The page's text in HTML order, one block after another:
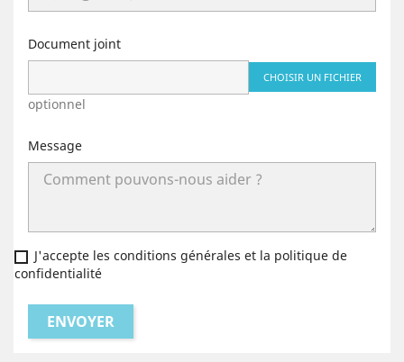
Document joint
CHOISIR UN FICHIER
optionnel
Message
J'accepte les conditions générales et la politique de
confidentialité